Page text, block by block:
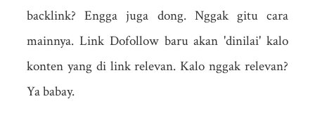
backlink? Engga juga dong. Nggak gitu cara
mainnya. Link Dofollow baru akan 'dinilai' kalo
konten yang di link relevan. Kalo nggak relevan?
Ya babay.